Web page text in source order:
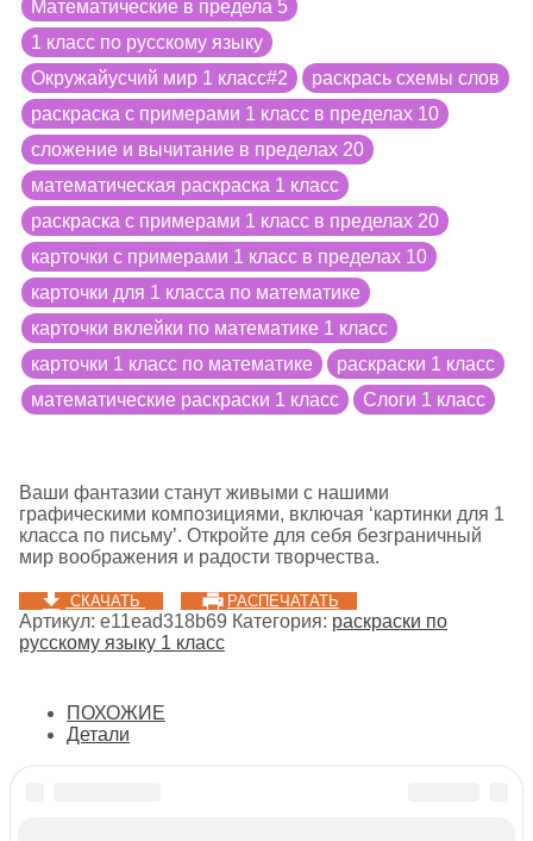
Математические в предела 5
1 класс по русскому языку
Окружайусчий мир 1 класс#2
раскрась схемы слов
раскраска с примерами 1 класс в пределах 10
сложение и вычитание в пределах 20
математическая раскраска 1 класс
раскраска с примерами 1 класс в пределах 20
карточки с примерами 1 класс в пределах 10
карточки для 1 класса по математике
карточки вклейки по математике 1 класс
карточки 1 класс по математике
раскраски 1 класс
математические раскраски 1 класс
Слоги 1 класс
Ваши фантазии станут живыми с нашими
графическими композициями, включая ‘картинки для 1
класса по письму’. Откройте для себя безграничный
мир воображения и радости творчества.
СКАЧАТЬ РАСПЕЧАТАТЬ
Артикул: e11ead318b69 Категория: раскраски по
русскому языку 1 класс
ПОХОЖИЕ
Детали